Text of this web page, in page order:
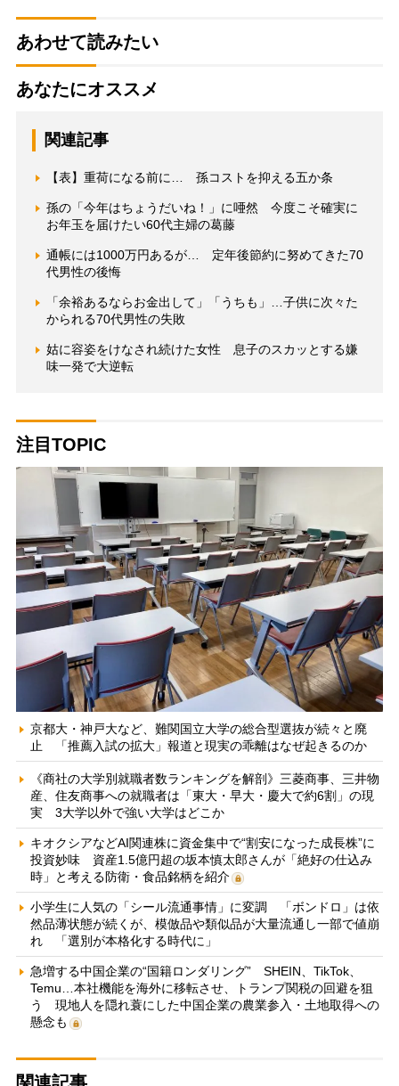
あわせて読みたい
あなたにオススメ
関連記事
【表】重荷になる前に… 孫コストを抑える五か条
孫の「今年はちょうだいね！」に唖然 今度こそ確実に
お年玉を届けたい60代主婦の葛藤
通帳には1000万円あるが… 定年後節約に努めてきた70
代男性の後悔
「余裕あるならお金出して」「うちも」…子供に次々た
かられる70代男性の失敗
姑に容姿をけなされ続けた女性 息子のスカッとする嫌
味一発で大逆転
注目TOPIC
京都大・神戸大など、難関国立大学の総合型選抜が続々と廃
止 「推薦入試の拡大」報道と現実の乖離はなぜ起きるのか
《商社の大学別就職者数ランキングを解剖》三菱商事、三井物
産、住友商事への就職者は「東大・早大・慶大で約6割」の現
実 3大学以外で強い大学はどこか
キオクシアなどAI関連株に資金集中で“割安になった成長株”に
投資妙味 資産1.5億円超の坂本慎太郎さんが「絶好の仕込み
時」と考える防衛・食品銘柄を紹介
小学生に人気の「シール流通事情」に変調 「ボンドロ」は依
然品薄状態が続くが、模倣品や類似品が大量流通し一部で値崩
れ 「選別が本格化する時代に」
急増する中国企業の“国籍ロンダリング” SHEIN、TikTok、
Temu…本社機能を海外に移転させ、トランプ関税の回避を狙
う 現地人を隠れ蓑にした中国企業の農業参入・土地取得への
懸念も